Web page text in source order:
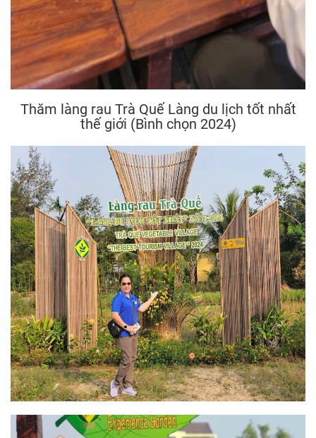
Thăm làng rau Trà Quế Làng du lịch tốt nhất
thế giới (Bình chọn 2024)